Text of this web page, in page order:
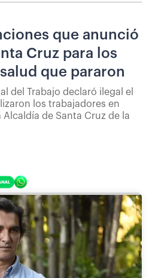
que anunció
Cruz para los
que pararon
del Trabajo declaró ilegal el
los trabajadores en
de Santa Cruz de la